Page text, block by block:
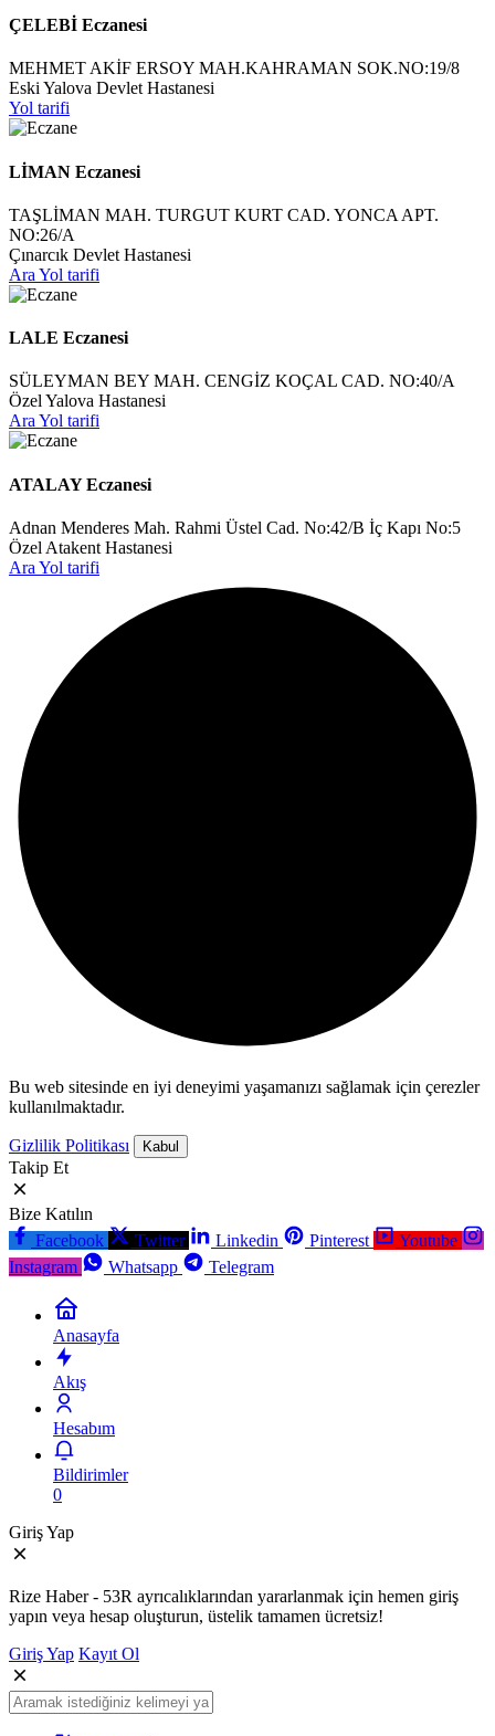
ÇELEBİ Eczanesi
MEHMET AKİF ERSOY MAH.KAHRAMAN SOK.NO:19/8
Eski Yalova Devlet Hastanesi
Yol tarifi
LİMAN Eczanesi
TAŞLİMAN MAH. TURGUT KURT CAD. YONCA APT.
NO:26/A
Çınarcık Devlet Hastanesi
Ara Yol tarifi
LALE Eczanesi
SÜLEYMAN BEY MAH. CENGİZ KOÇAL CAD. NO:40/A
Özel Yalova Hastanesi
AraYol tarifi
ATALAY Eczanesi
Adnan Menderes Mah. Rahmi Üstel Cad. No:42/B İç Kapı No:5
Özel Atakent Hastanesi
Ara Yol tarifi
Bu web sitesinde en iyi deneyimi yaşamanızı sağlamak için çerezler
kullanılmaktadır.
Gizlilik Politikası Kabul
Takip Et
Bize Katılın
Facebook
Twitter Linkedin Pinterest
Youtube
Instagram
Whatsapp Telegram
Anasayfa
Akış
Hesabım
Bildirimler
0
Giriş Yap
Rize Haber - 53R ayrıcalıklarından yararlanmak için hemen giriş
yapın veya hesap oluşturun, üstelik tamamen ücretsiz!
Giriş Yap Kayıt Ol